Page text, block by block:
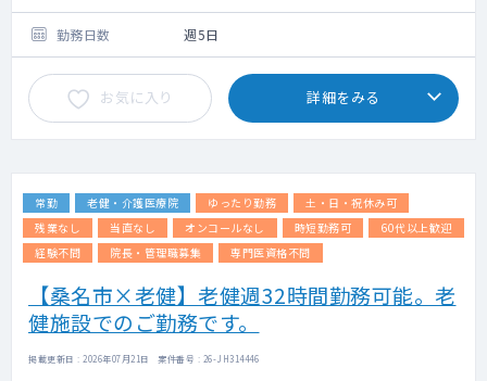
勤務日数 週5日
お気に入り 詳細をみる
常勤 老健・介護医療院 ゆったり勤務
土・日・祝休み可
残業なし
当直なし オンコールなし 時短勤務可
60代以上歓迎
経験不問
院長・管理職募集 専門医資格不問
【桑名市×老健】老健週32時間勤務可能。老
健施設でのご勤務です。
掲載更新日 : 2026年07月21日 案件番号 : 26-JH314446